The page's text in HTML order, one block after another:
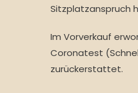
Sitzplatzanspruch
Im Vorverkauf
Coronatest
zurückerstattet.